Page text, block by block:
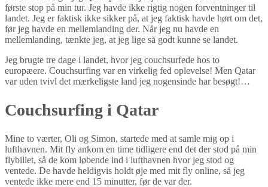
første stop på min tur. Jeg havde ikke rigtig nogen forventninger til
landet. Jeg er faktisk ikke sikker på, at jeg faktisk havde hørt om det,
før jeg havde en mellemlanding der. Når jeg nu havde en
mellemlanding, tænkte jeg, at jeg lige så godt kunne se landet.
Jeg brugte tre dage i landet, hvor jeg couchsurfede hos to
europæere. Couchsurfing var en virkelig fed oplevelse! Men Qatar
var uden tvivl det mærkeligste land jeg nogensinde har besøgt!…
Couchsurfing i Qatar
Mine to værter, Oli og Simon, startede med at samle mig op i
lufthavnen. Mit fly ankom en time tidligere end det der stod på min
flybillet, så de kom løbende ind i lufthavnen hvor jeg stod og
ventede. De havde heldigvis holdt øje med mit fly online, så jeg
ventede ikke mere end 15 minutter, før de var der.